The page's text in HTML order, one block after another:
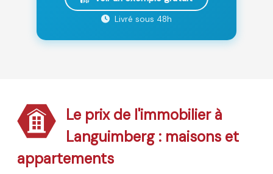
Livré sous 48h
Le prix de l'immobilier à
Languimberg : maisons et
appartements